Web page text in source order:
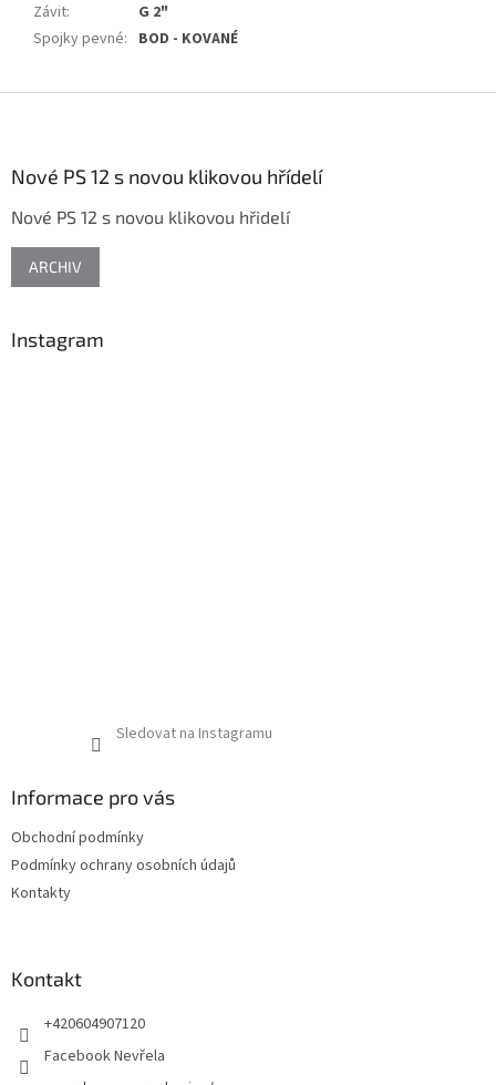
Závit:
G 2"
Spojky pevné: BOD - KOVANÉ
Nové PS 12 s novou klikovou hřídelí
Nové PS 12 s novou klikovou hřidelí
ARCHIV
Instagram
Sledovat na Instagramu
Informace pro vás
Obchodní podmínky
Podmínky ochrany osobních údajů
Kontakty
Kontakt
+420604907120
Facebook Nevřela